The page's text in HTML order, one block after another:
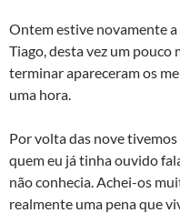
Ontem estive novamente
Tiago, desta vez um pouco
terminar apareceram os
uma hora.
Por volta das nove tivemos
quem eu já tinha ouvido
não conhecia. Achei-os
realmente uma pena que